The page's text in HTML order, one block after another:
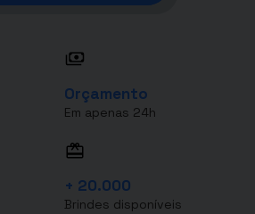
Orçamento
Em apenas 24h
+ 20.000
Brindes disponíveis